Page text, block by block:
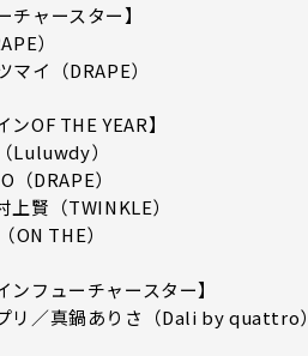
チャースター】
）
イ（DRAPE）
OF THE YEAR】
Luluwdy）
DRAPE）
賢（TWINKLE）
ON THE）
ンフューチャースター】
リ／真鍋ありさ（Dali by quattro）